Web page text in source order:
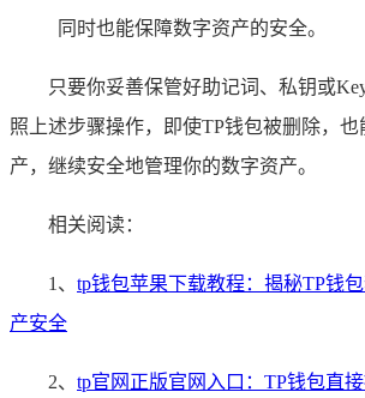
同时也能保障数字资产的安全。
只要你妥善保管好助记词、私钥或
照上述步骤操作，即使TP钱包被删除，
产，继续安全地管理你的数字资产。
相关阅读：
1、 tp钱包苹果下载教程：揭秘TP钱
产安全
2、 tp官网正版官网入口：TP钱包直